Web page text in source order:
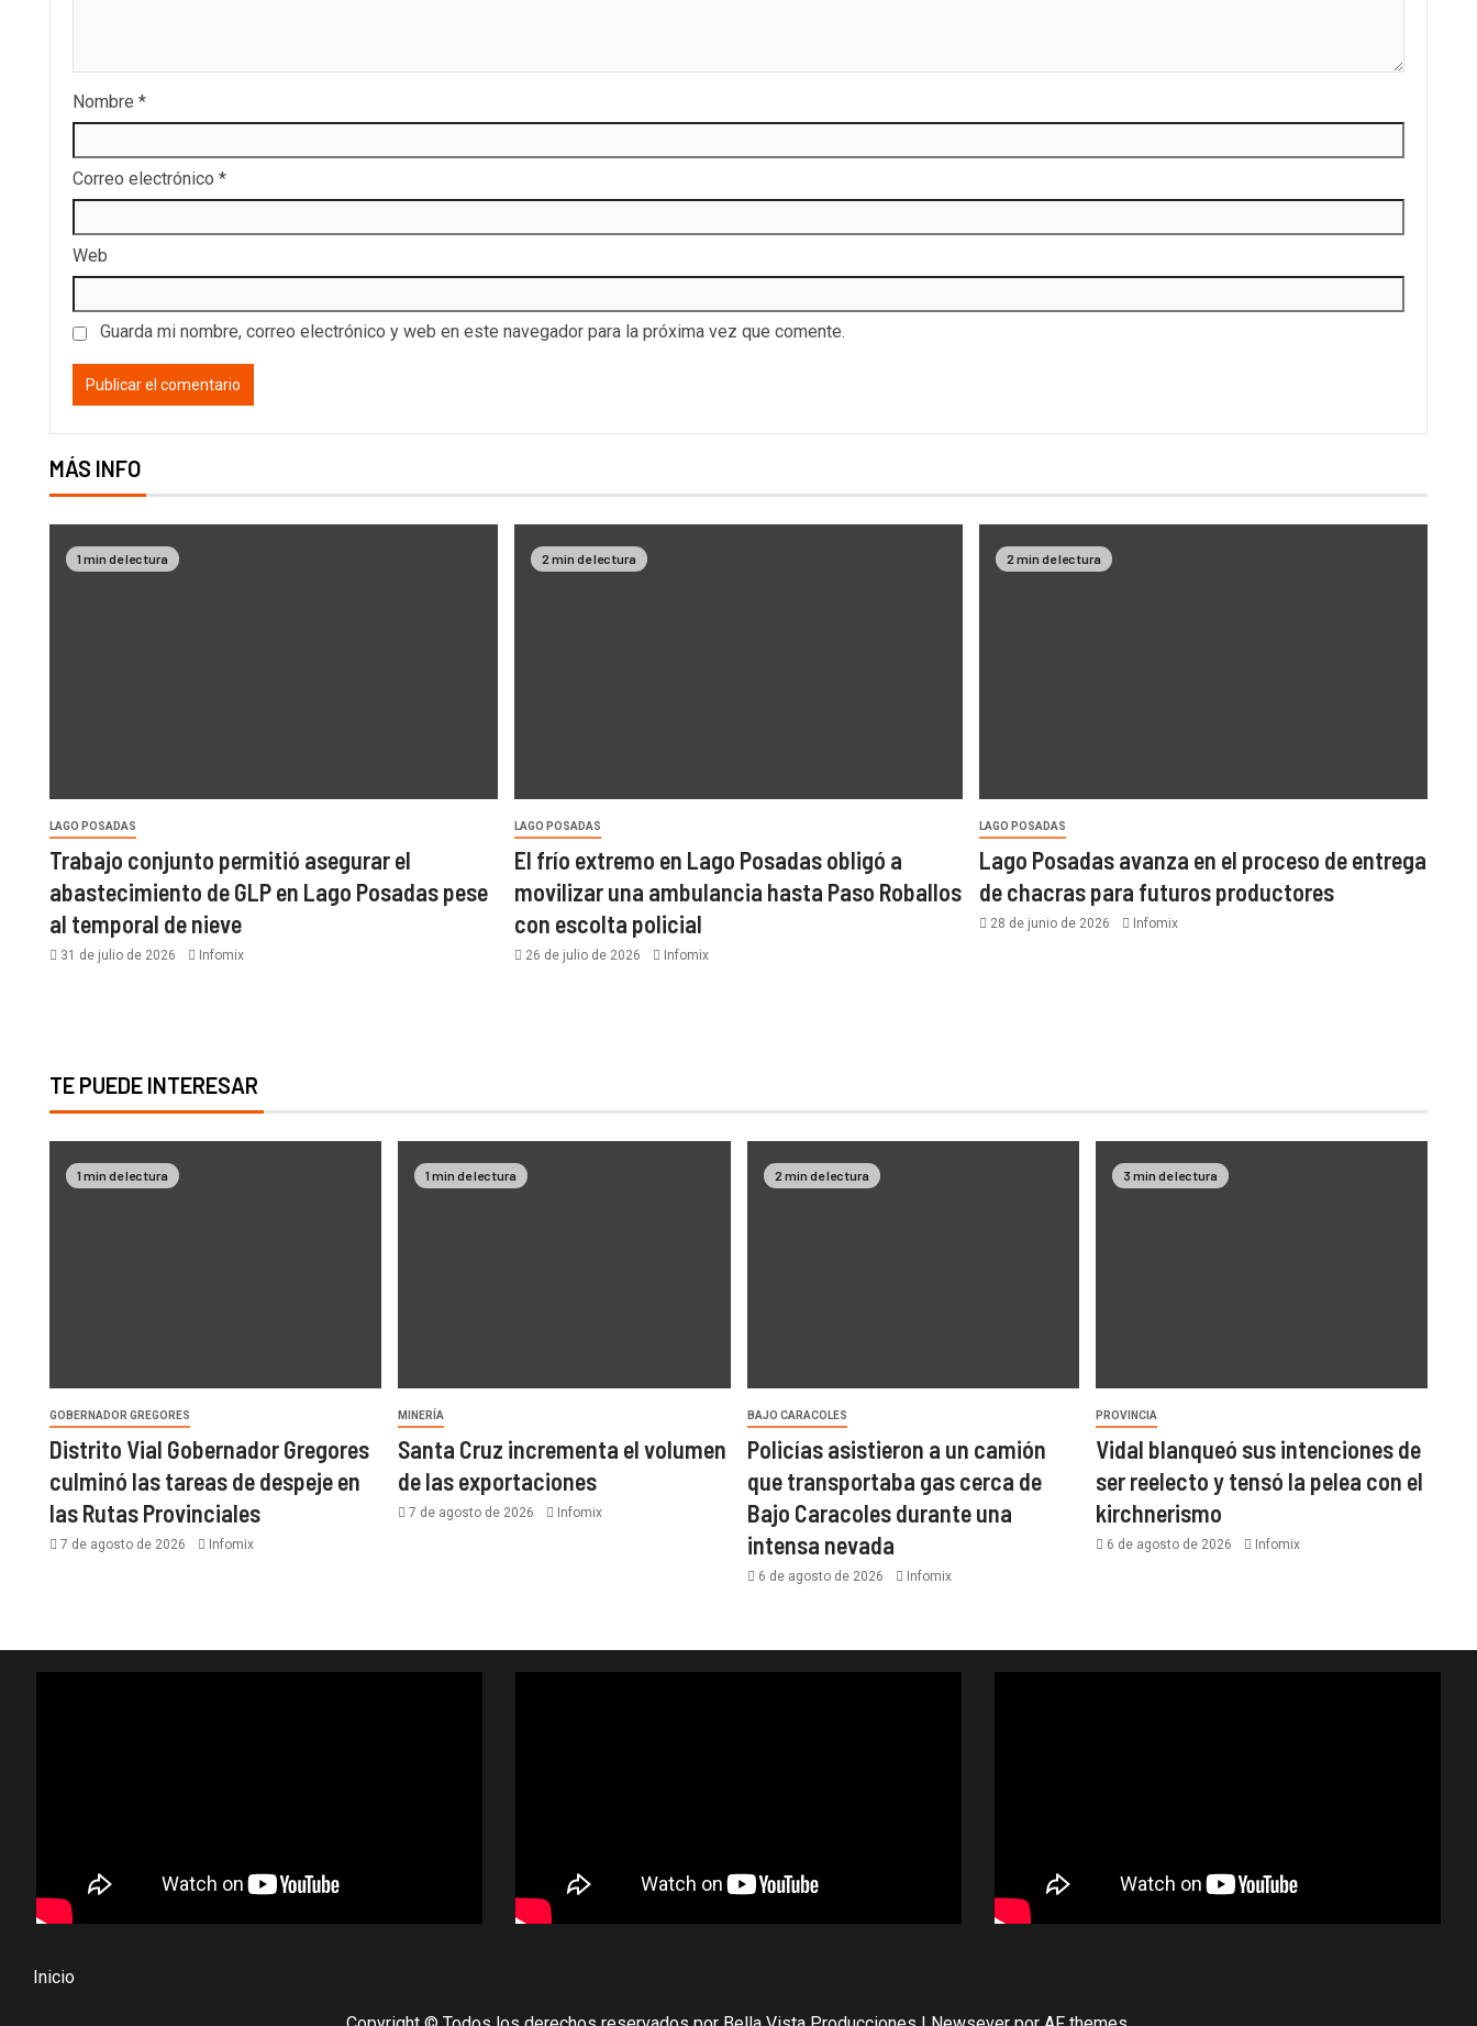
Nombre *
Correo electrónico *
Web
Guarda mi nombre, correo electrónico y web en este navegador para la próxima vez que comente.
MÁS INFO
1 min de lectura
LAGO POSADAS
Trabajo conjunto permitió asegurar el
abastecimiento de GLP en Lago Posadas pese
al temporal de nieve
31 de julio de 2026 Infomix
2 min de lectura
LAGO POSADAS
El frío extremo en Lago Posadas obligó a
movilizar una ambulancia hasta Paso Roballos
con escolta policial
26 de julio de 2026 Infomix
2 min de lectura
LAGO POSADAS
Lago Posadas avanza en el proceso de entrega
de chacras para futuros productores
28 de junio de 2026 Infomix
TE PUEDE INTERESAR
1 min de lectura
GOBERNADOR GREGORES
Distrito Vial Gobernador Gregores
culminó las tareas de despeje en
las Rutas Provinciales
7 de agosto de 2026 Infomix
1 min de lectura
MINERÍA
Santa Cruz incrementa el volumen
de las exportaciones
7 de agosto de 2026 Infomix
2 min de lectura
BAJO CARACOLES
Policías asistieron a un camión
que transportaba gas cerca de
Bajo Caracoles durante una
intensa nevada
6 de agosto de 2026 Infomix
3 min de lectura
PROVINCIA
Vidal blanqueó sus intenciones de
ser reelecto y tensó la pelea con el
kirchnerismo
6 de agosto de 2026 Infomix
Inicio